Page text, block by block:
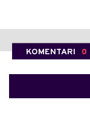
KOMENTARI 0